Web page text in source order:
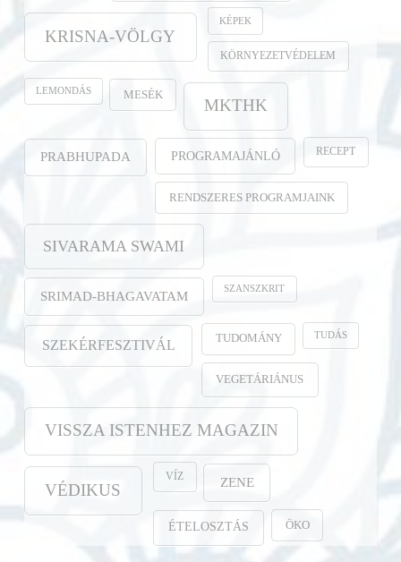
KRISNA-VÖLGY
KÉPEK
KÖRNYEZETVÉDELEM
LEMONDÁS MESÉK
MKTHK
PRABHUPADA PROGRAMAJÁNLÓ RECEPT
RENDSZERES PROGRAMJAINK
SIVARAMA SWAMI
SRIMAD-BHAGAVATAM SZANSZKRIT
SZEKÉRFESZTIVÁL TUDOMÁNY TUDÁS
VEGETÁRIÁNUS
VISSZA ISTENHEZ MAGAZIN
VÉDIKUS
VÍZ ZENE
ÉTELOSZTÁS ÖKO